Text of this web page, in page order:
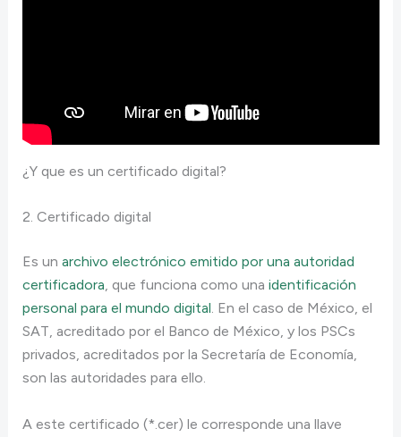
¿Y que es un certificado digital?
2. Certificado digital
Es un archivo electrónico emitido por una autoridad
certificadora, que funciona como una identificación
personal para el mundo digital. En el caso de México, el
SAT, acreditado por el Banco de México, y los PSCs
privados, acreditados por la Secretaría de Economía,
son las autoridades para ello.
A este certificado (*.cer) le corresponde una llave